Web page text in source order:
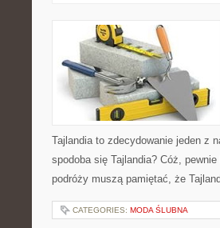
Tajlandia to zdecydowanie jeden z
spodoba się Tajlandia? Cóż,
podróży muszą pamiętać, że
CATEGORIES: MODA ŚLUBNA